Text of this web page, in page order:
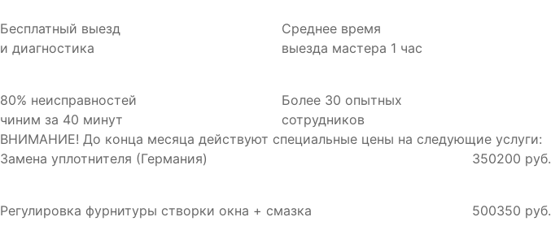
Бесплатный выезд
и диагностика
Среднее время
выезда мастера 1 час
80% неисправностей
чиним за 40 минут
Более 30 опытных
сотрудников
ВНИМАНИЕ! До конца месяца действуют специальные цены на следующие услуги:
Замена уплотнителя (Германия)
350200 руб.
Регулировка фурнитуры створки окна + смазка 500350 руб.